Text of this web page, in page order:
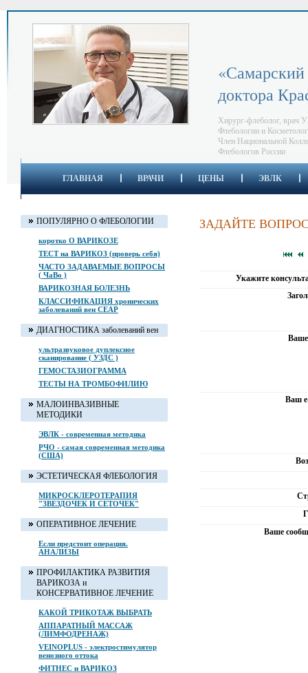
«Самарский
доктора
Хирург-флеболог, врач
Флебологии и
Член Национальной
Флебологов России
ГЛАВНАЯ ВРАЧИ ЦЕНЫ ЭВЛК
ЗАДАЙТЕ
Укажите
Ваш
Ваше
ПОПУЛЯРНО О ФЛЕБОЛОГИИ
коротко О ВАРИКОЗЕ
ТЕСТ на ВАРИКОЗ (проверь себя)
ЧАСТО ЗАДАВАЕМЫЕ ВОПРОСЫ
( ЧаВо )
ВАРИКОЗНАЯ БОЛЕЗНЬ
КЛАССИФИКАЦИЯ хронических
заболеваний вен CEAP
ДИАГНОСТИКА заболеваний вен
ультразвуковое дуплексное
сканирование ( УЗДС )
ГЕМОСТАЗИОГРАММА
ТЕСТЫ НА ТРОМБОФИЛИЮ
МАЛОИНВАЗИВНЫЕ
МЕТОДИКИ
ЭВЛК - современная методика
РЧО - самая современная методика
(США)
ЭСТЕТИЧЕСКАЯ ФЛЕБОЛОГИЯ
МИКРОСКЛЕРОТЕРАПИЯ
"ЗВЕЗДОЧЕК И СЕТОЧЕК"
ОПЕРАТИВНОЕ ЛЕЧЕНИЕ
Если предстоит операция.
АНАЛИЗЫ
ПРОФИЛАКТИКА РАЗВИТИЯ
ВАРИКОЗА и
КОНСЕРВАТИВНОЕ ЛЕЧЕНИЕ
КАКОЙ ТРИКОТАЖ ВЫБРАТЬ
АППАРАТНЫЙ МАССАЖ
(ЛИМФОДРЕНАЖ)
VEINOPLUS - электростимулятор
венозного оттока
ФИТНЕС и ВАРИКОЗ